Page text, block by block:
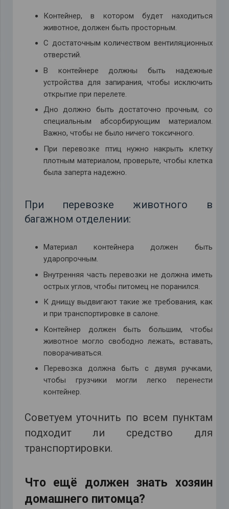
Контейнер, в котором будет находиться
животное, должен быть просторным.
С достаточным количеством вентиляционных
отверстий.
В контейнере должны быть надежные
устройства для запирания, чтобы исключить
открытие при перелете.
Дно должно быть достаточно прочным, со
специальным абсорбирующим материалом.
Важно, чтобы не было ничего токсичного.
При перевозке птиц нужно накрыть клетку
плотным материалом, проверьте, чтобы клетка
была заперта надежно.
При перевозке животного в
багажном отделении:
Материал контейнера должен быть
ударопрочным.
Внутренняя часть перевозки не должна иметь
острых углов, чтобы питомец не поранился.
К днищу выдвигают такие же требования, как
и при транспортировке в салоне.
Контейнер должен быть большим, чтобы
животное могло свободно лежать, вставать,
поворачиваться.
Перевозка должна быть с двумя ручками,
чтобы грузчики могли легко перенести
контейнер.
Советуем уточнить по всем пунктам
подходит ли средство для
транспортировки.
Что ещё должен знать хозяин
домашнего питомца?